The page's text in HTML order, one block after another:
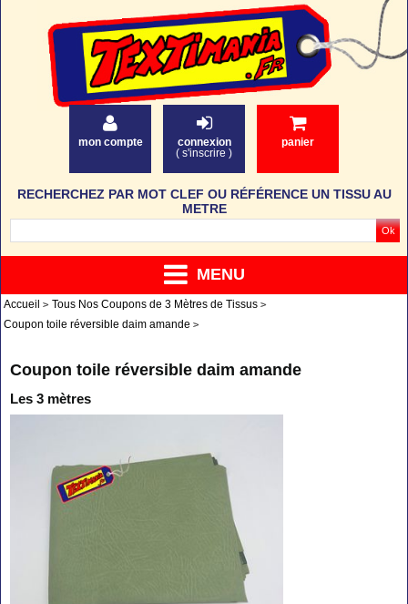
mon compte
connexion
( s'inscrire )
panier
MENU
RECHERCHEZ PAR MOT CLEF OU RÉFÉRENCE UN TISSU AU
METRE
Accueil
Tous Nos Coupons de 3 Mètres de Tissus
Coupon toile réversible daim amande
Coupon toile réversible daim amande
Les 3 mètres